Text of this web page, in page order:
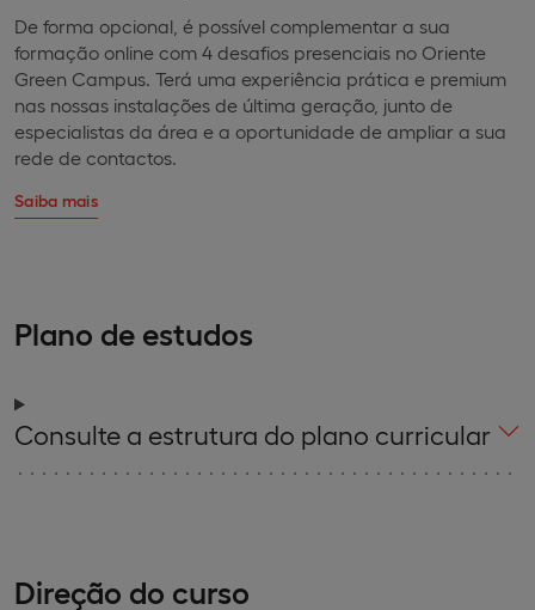
De forma opcional, é possível complementar a sua
formação online com 4 desafios presenciais no Oriente
Green Campus. Terá uma experiência prática e premium
nas nossas instalações de última geração, junto de
especialistas da área e a oportunidade de ampliar a sua
rede de contactos.
Saiba mais
Plano de estudos
Consulte a estrutura do plano curricular
Direção do curso